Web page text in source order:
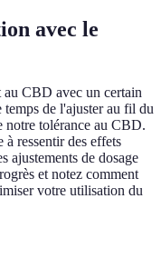
avec le
au CBD avec un certain
temps de l'ajuster au fil du
notre tolérance au CBD.
ressentir des effets
ajustements de dosage
et notez comment
votre utilisation du